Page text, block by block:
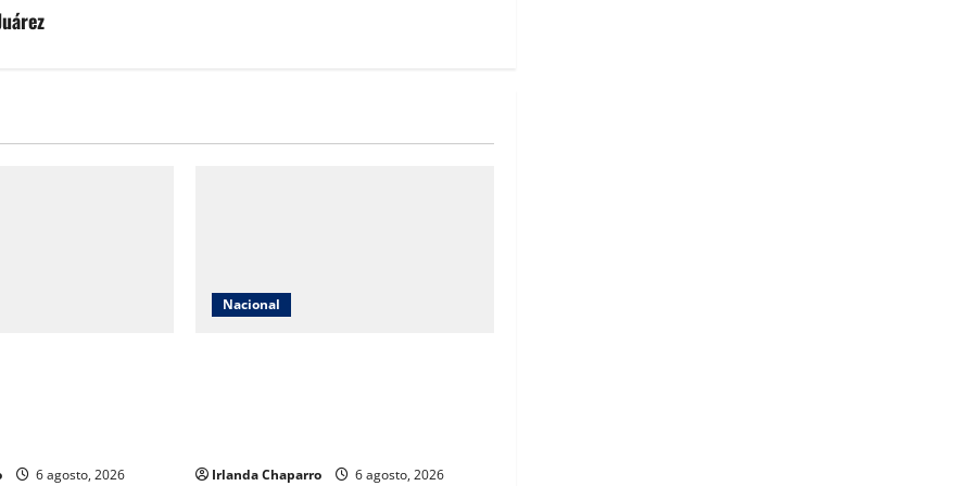
6 agosto, 2026
Nacional
Irlanda Chaparro 6 agosto, 2026